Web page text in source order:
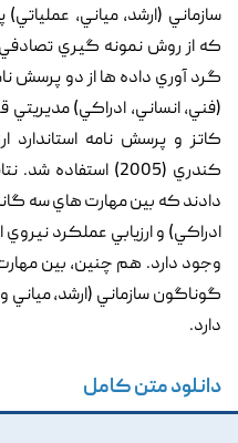
سازماني (ارشد, مياني,
که از روش نمونه گيري
گرد آوري داده ها از دو پرسش
کاتز و پرسش نامه استاندارد
کندري (2005)
دادند که بين مهارت هاي سه
ادراکي) و ارزيابي عملکرد
وجود دارد. هم چنين, بين
گوناگون سازماني (ارشد, مياني
دارد.
دانلود متن کامل